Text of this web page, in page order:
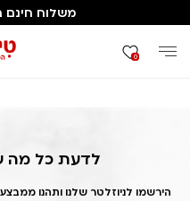
משלוח חינם
0
דף הבית 1749642873
לדעת כל מה
הירשמו לניוזלטר שלנו ותהנו